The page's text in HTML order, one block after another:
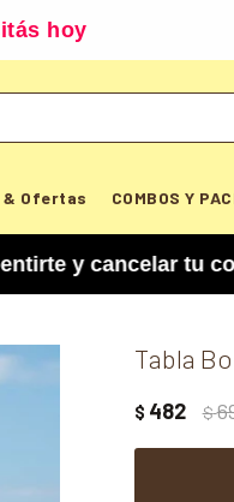
hoy
& Ofertas COMBOS Y
tu
Tabla
$ 482 $